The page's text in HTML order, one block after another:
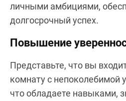
личными амбициями,
долгосрочный успех.
Повышение
Представьте, что вы
комнату с непоколебимой
что обладаете навыками,